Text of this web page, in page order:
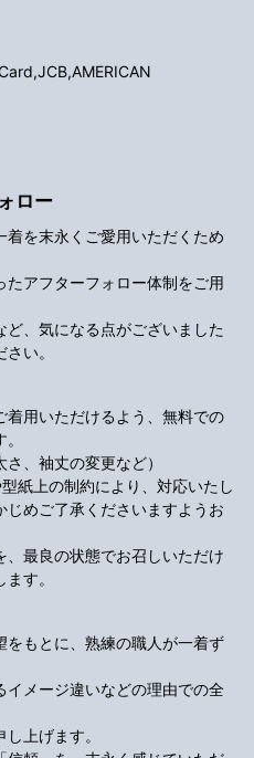
ロー
を末永くご愛用いただくため
アフターフォロー体制をご用
、気になる点がございました
い。
用いただけるよう、無料での
、袖丈の変更など）
紙上の制約により、対応いたし
めご了承くださいますようお
最良の状態でお召しいただけ
す。
をもとに、熟練の職人が一着ず
イメージ違いなどの理由での全
上げます。